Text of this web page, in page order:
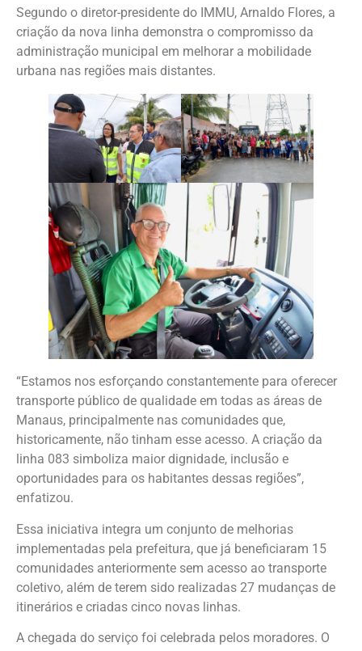
Segundo o diretor-presidente do IMMU, Arnaldo Flores, a
criação da nova linha demonstra o compromisso da
administração municipal em melhorar a mobilidade
urbana nas regiões mais distantes.
“Estamos nos esforçando constantemente para oferecer
transporte público de qualidade em todas as áreas de
Manaus, principalmente nas comunidades que,
historicamente, não tinham esse acesso. A criação da
linha 083 simboliza maior dignidade, inclusão e
oportunidades para os habitantes dessas regiões”,
enfatizou.
Essa iniciativa integra um conjunto de melhorias
implementadas pela prefeitura, que já beneficiaram 15
comunidades anteriormente sem acesso ao transporte
coletivo, além de terem sido realizadas 27 mudanças de
itinerários e criadas cinco novas linhas.
A chegada do serviço foi celebrada pelos moradores. O